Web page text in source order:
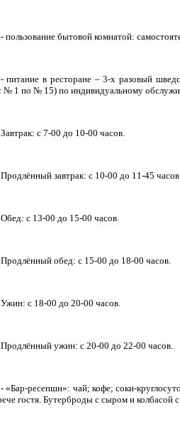
- пользование бытовой комнатой:
- питание в ресторане – 3-х разовый
№ 1 по № 15) по индивидуальному
Завтрак: с 7-00 до 10-00 часов.
Продлённый завтрак: с 10-00 до 11-45
Обед: с 13-00 до 15-00 часов.
Продлённый обед: с 15-00 до 18-00 часов.
Ужин: с 18-00 до 20-00 часов.
Продлённый ужин: с 20-00 до 22-00 часов.
- «Бар-ресепшн»: чай; кофе; соки-
гостя. Бутерброды с сыром и колбасой